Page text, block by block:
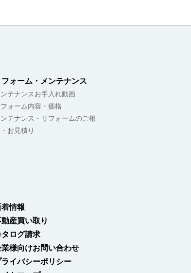
フォーム・メンテナンス
ンテナンスお手入れ動画
フォーム内容・価格
ンテナンス・リフォームのご相
お見積り
着情報
産買い取り
タログ請求
業様向けお問い合わせ
ライバシーポリシー